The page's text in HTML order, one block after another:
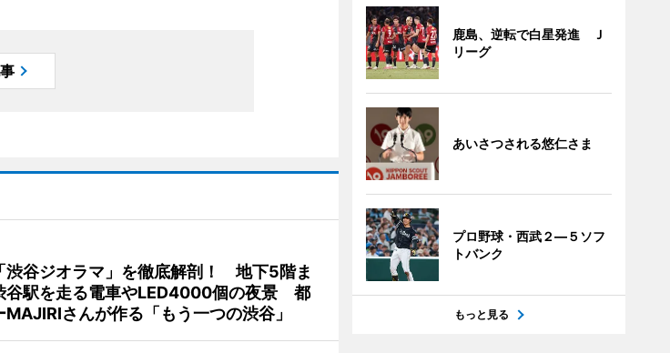
渋谷ジオラマ」を徹底解剖！ 地下5階ま
谷駅を走る電車やLED4000個の夜景 都
さんが作る「もう一つの渋谷」
鹿島、逆転で白星発進 Ｊ
リーグ
あいさつされる悠仁さま
プロ野球・西武２―５ソフ
トバンク
もっと見る